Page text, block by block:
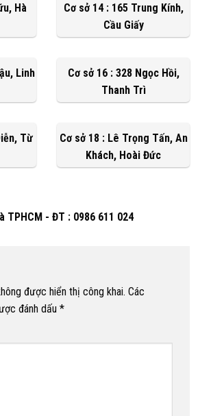
Hà
Cơ sở 14 : 165 Trung Kính,
Cầu Giấy
Linh
Cơ sở 16 : 328 Ngọc Hồi,
Thanh Trì
Từ
Cơ sở 18 : Lê Trọng Tấn, An
Khách, Hoài Đức
TPHCM - ĐT : 0986 611 024
được hiển thị công khai. Các
đánh dấu *